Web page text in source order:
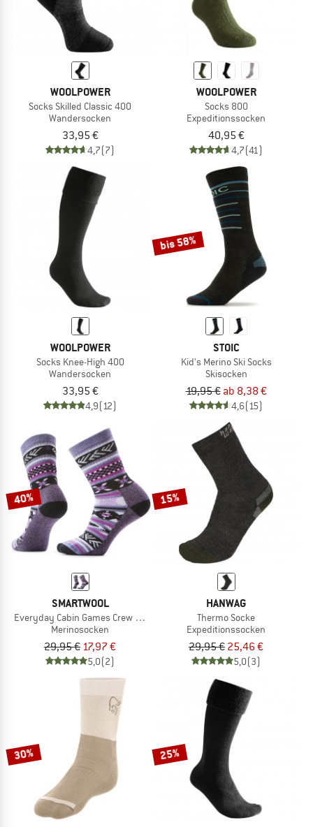
WOOLPOWER
Socks Skilled Classic 400
Wandersocken
33,95 €
4,7(7)
WOOLPOWER
Socks 800
Expeditionssocken
40,95 €
4,7(41)
WOOLPOWER
Socks Knee-High 400
Wandersocken
33,95 €
4,9(12)
bis 58%
STOIC
Kid's Merino Ski Socks
Skisocken
19,95 € ab 8,38 €
4,6(15)
40%
SMARTWOOL
Everyday Cabin Games Crew Socks
Merinosocken
29,95 € 17,97 €
5,0(2)
15%
HANWAG
Thermo Socke
Expeditionssocken
29,95 € 25,46 €
5,0(3)
30% 25%